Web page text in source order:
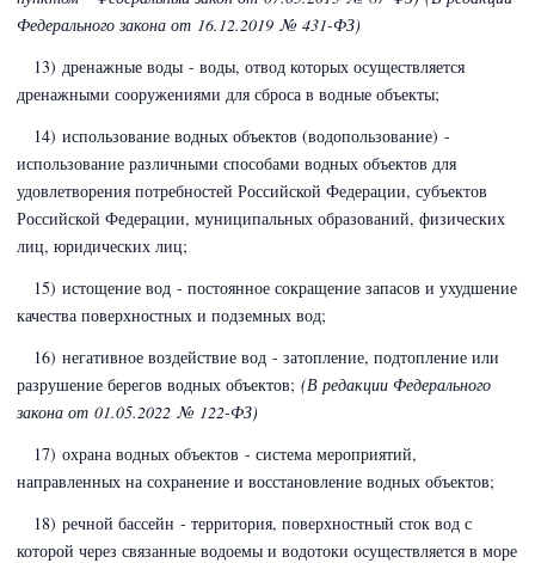
Федерального закона от 16.12.2019 № 431-ФЗ)
13) дренажные воды - воды, отвод которых осуществляется
дренажными сооружениями для сброса в водные объекты;
14) использование водных объектов (водопользование) -
использование различными способами водных объектов для
удовлетворения потребностей Российской Федерации, субъектов
Российской Федерации, муниципальных образований, физических
лиц, юридических лиц;
15) истощение вод - постоянное сокращение запасов и ухудшение
качества поверхностных и подземных вод;
16) негативное воздействие вод - затопление, подтопление или
разрушение берегов водных объектов; (В редакции Федерального
закона от 01.05.2022 № 122-ФЗ)
17) охрана водных объектов - система мероприятий,
направленных на сохранение и восстановление водных объектов;
18) речной бассейн - территория, поверхностный сток вод с
которой через связанные водоемы и водотоки осуществляется в море